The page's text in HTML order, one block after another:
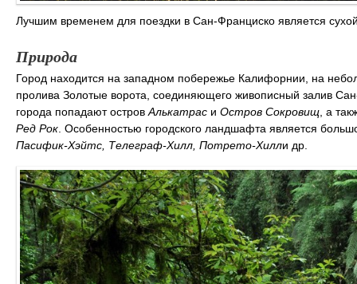
Лучшим временем для поездки в Сан-Франциско является
Природа
Город находится на западном побережье Калифорнии, на
пролива Золотые ворота, соединяющего живописный залив
города попадают островАлькатрас и Остров Сокровищ, а
Ред Рок. Особенностью городского ландшафта является
Пасифик-Хэйтс, Телеграф-Хилл, Потрето-Хилли др.